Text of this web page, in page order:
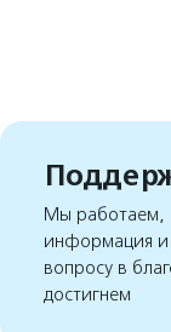
Мы работаем,
информация и
вопросу в
достигнем